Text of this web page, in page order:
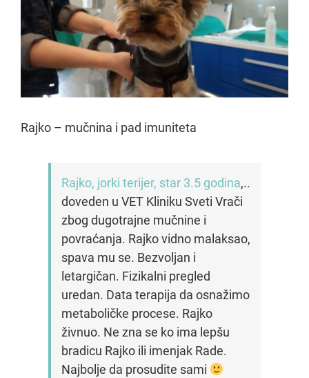
Rajko – mučnina i pad imuniteta
Rajko, jorki terijer, star 3.5 godina,..
doveden u VET Kliniku Sveti Vrači
zbog dugotrajne mučnine i
povraćanja. Rajko vidno malaksao,
spava mu se. Bezvoljan i
letargičan. Fizikalni pregled
uredan. Data terapija da osnažimo
metaboličke procese. Rajko
živnuo. Ne zna se ko ima lepšu
bradicu Rajko ili imenjak Rade.
Najbolje da prosudite sami